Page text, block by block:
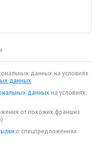
данных на условиях
данных
данных на условиях,
от похожих франшиз
о спецпредложениях